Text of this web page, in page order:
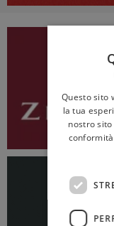
Questo sito
la tua
nostro